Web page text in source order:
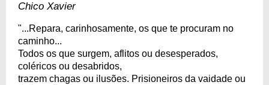
Chico Xavier
"...Repara, carinhosamente, os que te procuram no
caminho...
Todos os que surgem, aflitos ou desesperados,
coléricos ou desabridos,
trazem chagas ou ilusões. Prisioneiros da vaidade ou